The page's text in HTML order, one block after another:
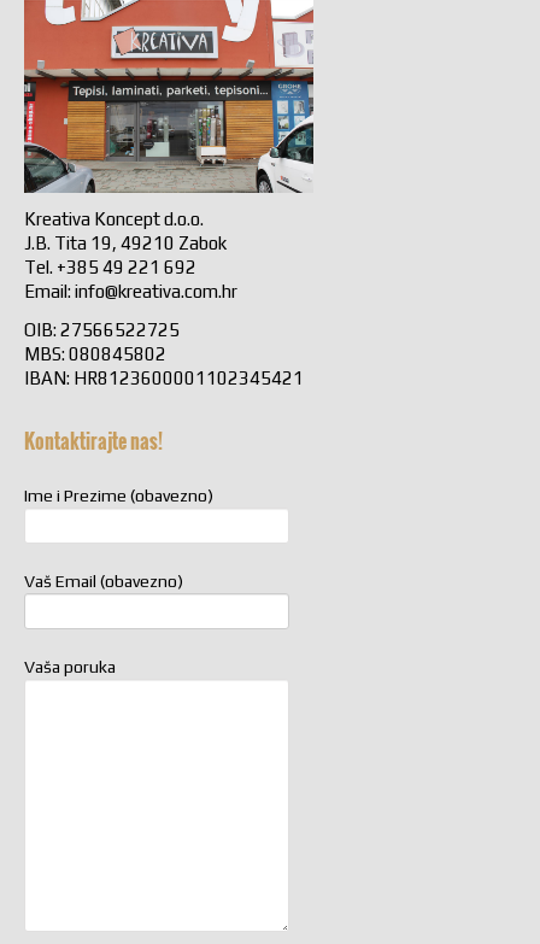
Kreativa Koncept d.o.o.
J.B. Tita 19, 49210 Zabok
Tel. +385 49 221 692
Email: info@kreativa.com.hr
OIB: 27566522725
MBS: 080845802
IBAN: HR8123600001102345421
Kontaktirajte nas!
Ime i Prezime (obavezno)
Vaš Email (obavezno)
Vaša poruka